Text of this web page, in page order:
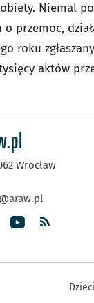
Niemal
przemoc,
roku
aktów
Wrocław